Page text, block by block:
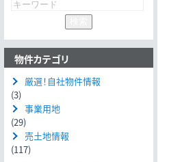
物件カテゴリ
厳選！自社物件情報
(3)
事業用地
(29)
売土地情報
(117)